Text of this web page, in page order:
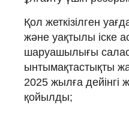
Қол жеткізілген
және уақтылы іске
шаруашылығы
ынтымақтастықты
2025 жылға дейінгі
қойылды;